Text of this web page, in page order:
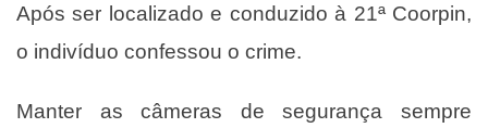
Após ser localizado e conduzido à 21ª Coorpin,
o indivíduo confessou o crime.
Manter as câmeras de segurança sempre